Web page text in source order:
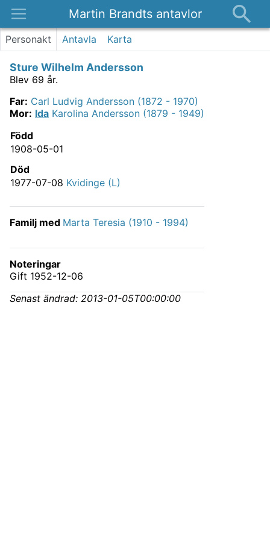
Martin Brandts antavlor
Platser
Om
Kontakt
Personakt Antavla Karta
Sture Wilhelm Andersson
Blev 69 år.
Far: Carl Ludvig Andersson (1872 - 1970)
Mor: Ida Karolina Andersson (1879 - 1949)
Född
1908-05-01
Död
1977-07-08 Kvidinge (L)
Familj med Marta Teresia (1910 - 1994)
Noteringar
Gift 1952-12-06
Senast ändrad: 2013-01-05T00:00:00